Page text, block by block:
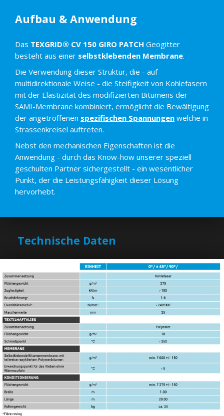
Aufbau & Anwendung
Das TEXGRID® CV 150 GIRO PATCH Geogitter
besteht aus einer selbstklebenden Membrane.
Die Verwendung dieser Struktur, die - auf
multidirektionale Weise - die Steifigkeit von Kohlefasern
mit der Elastizität des modifizierten Bitumens der
SAMI-Membrane kombiniert, ermöglicht die Bewältigung
der angetroffenen spezifischen Spannungen welche in
Strassenkreisel auftreten.
Nebst den mechanischen Eigenschaften ist die
Anwendung - durch das Know-how unserer speziell
geschulten Partner sichergestellt - ein wesentlicher
Punkt, der die Leistungsfähigkeit dieser Lösung
hervorhebt.
Technische Daten